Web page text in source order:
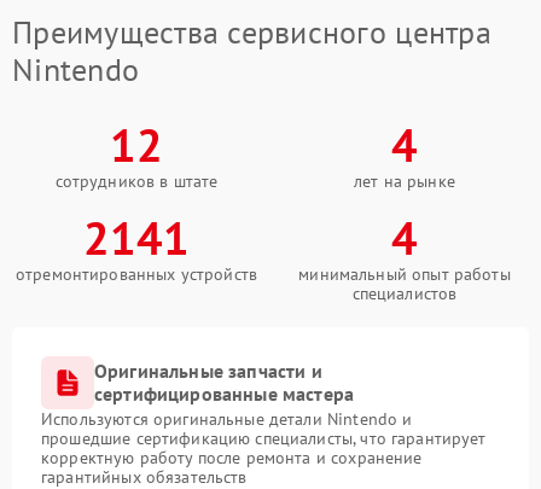
Преимущества сервисного центра
Nintendo
12
сотрудников в штате
4
лет на рынке
2141
отремонтированных устройств
4
минимальный опыт работы
специалистов
Оригинальные запчасти и
сертифицированные мастера
Используются оригинальные детали Nintendo и
прошедшие сертификацию специалисты, что гарантирует
корректную работу после ремонта и сохранение
гарантийных обязательств